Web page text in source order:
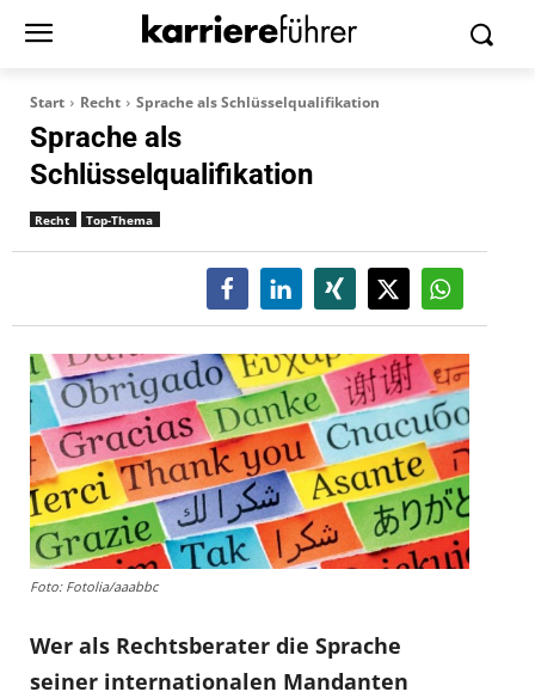
Start Recht Sprache als Schlüsselqualifikation
Sprache als
Schlüsselqualifikation
Recht Top-Thema
Foto: Fotolia/aaabbc
Wer als Rechtsberater die Sprache
seiner internationalen Mandanten